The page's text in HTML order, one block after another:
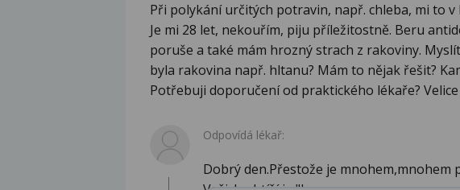
Při polykání určitých potravin, např. chleba, mi to
Je mi 28 let, nekouřím, piju příležitostně. Beru
poruše a také mám hrozný strach z rakoviny.
byla rakovina např. hltanu? Mám to nějak řešit?
Potřebuji doporučení od praktického lékaře?
Odpovídá lékař:
Dobrý den.Přestože je mnohem,mnohem